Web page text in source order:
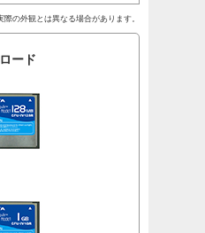
の外観とは異なる場合があります。
ード